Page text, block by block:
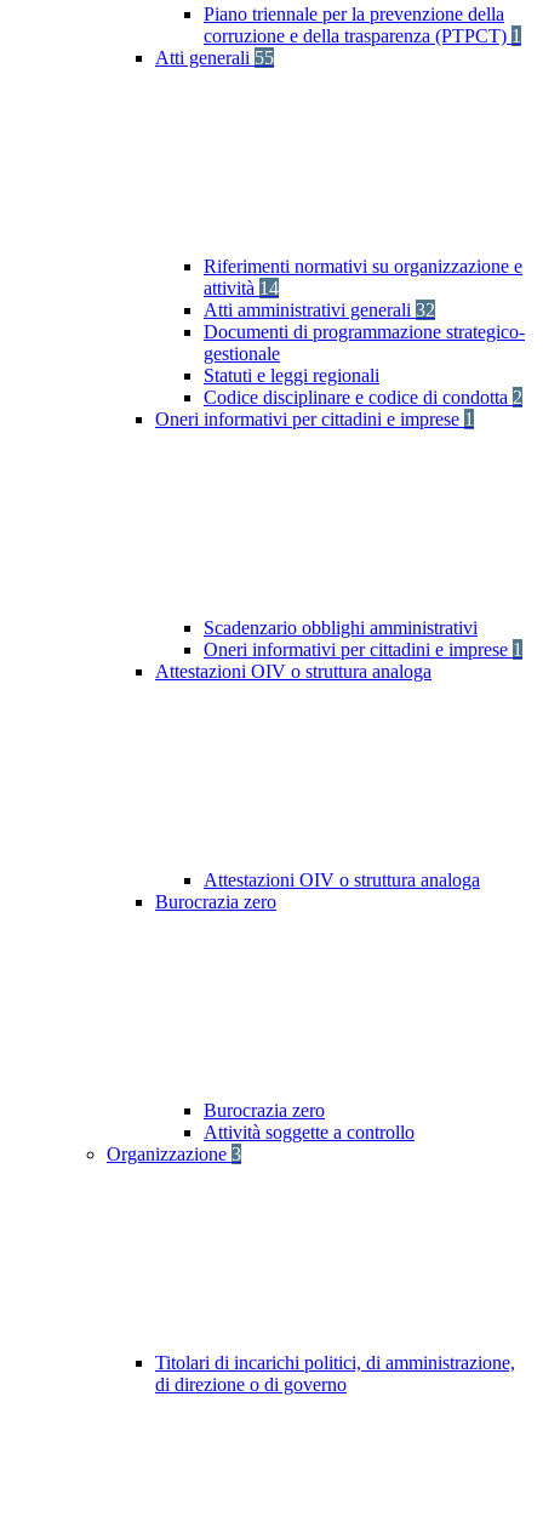
Piano triennale per la prevenzione della
corruzione e della trasparenza (PTPCT) 1
Atti generali 55
Riferimenti normativi su organizzazione e
attività 14
Atti amministrativi generali 32
Documenti di programmazione strategico-
gestionale
Statuti e leggi regionali
Codice disciplinare e codice di condotta 2
Oneri informativi per cittadini e imprese 1
Scadenzario obblighi amministrativi
Oneri informativi per cittadini e imprese 1
Attestazioni OIV o struttura analoga
Attestazioni OIV o struttura analoga
Burocrazia zero
Burocrazia zero
Attività soggette a controllo
Organizzazione 3
Titolari di incarichi politici, di amministrazione,
di direzione o di governo